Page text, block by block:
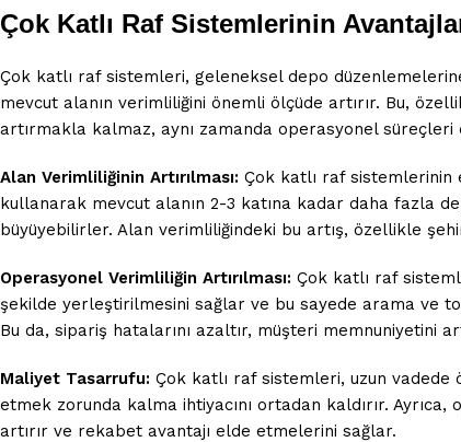
Çok Katlı Raf Sistemlerinin
Çok katlı raf sistemleri, geleneksel depo
mevcut alanın verimliliğini önemli ölçüde artırır. Bu,
artırmakla kalmaz, aynı zamanda operasyonel
Alan Verimliliğinin Artırılması: Çok katlı raf sistemlerinin
kullanarak mevcut alanın 2-3 katına kadar daha fazla
büyüyebilirler. Alan verimliliğindeki bu artış, özellikle
Operasyonel Verimliliğin Artırılması: Çok katlı raf
şekilde yerleştirilmesini sağlar ve bu sayede arama ve
Bu da, sipariş hatalarını azaltır, müşteri memnuniyetini
Maliyet Tasarrufu: Çok katlı raf sistemleri, uzun
etmek zorunda kalma ihtiyacını ortadan kaldırır.
artırır ve rekabet avantajı elde etmelerini sağlar.